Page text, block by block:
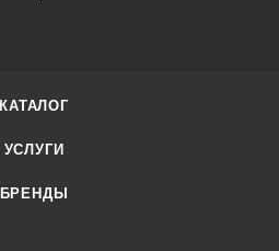
КАТАЛОГ
УСЛУГИ
БРЕНДЫ